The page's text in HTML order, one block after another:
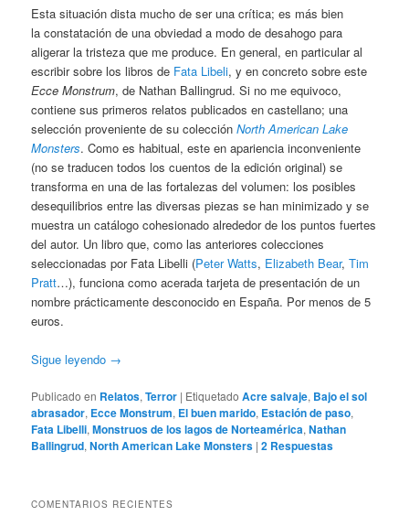
Esta situación dista mucho de ser una crítica; es más bien
la constatación de una obviedad a modo de desahogo para
aligerar la tristeza que me produce. En general, en particular al
escribir sobre los libros de Fata Libeli, y en concreto sobre este
Ecce Monstrum, de Nathan Ballingrud. Si no me equivoco,
contiene sus primeros relatos publicados en castellano; una
selección proveniente de su colecciónNorth American Lake
Monsters. Como es habitual, este en apariencia inconveniente
(no se traducen todos los cuentos de la edición original) se
transforma en una de las fortalezas del volumen: los posibles
desequilibrios entre las diversas piezas se han minimizado y se
muestra un catálogo cohesionado alrededor de los puntos fuertes
del autor. Un libro que, como las anteriores colecciones
seleccionadas por Fata Libelli (Peter Watts, Elizabeth Bear,Tim
Pratt…), funciona como acerada tarjeta de presentación de un
nombre prácticamente desconocido en España. Por menos de 5
euros.
Sigue leyendo →
Publicado en Relatos,Terror | Etiquetado Acre salvaje, Bajo el sol
abrasador, Ecce Monstrum, El buen marido, Estación de paso,
Fata Libelli,Monstruos de los lagos de Norteamérica,Nathan
Ballingrud,North American Lake Monsters |2 Respuestas
COMENTARIOS RECIENTES